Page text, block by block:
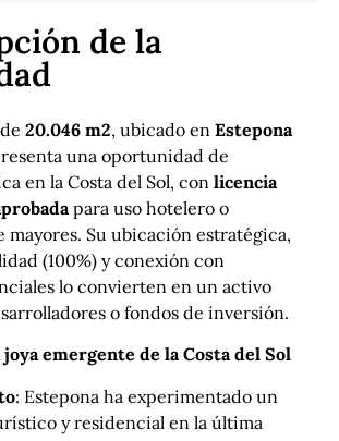
de la
20.046 m2, ubicado en Estepona
una oportunidad de
en la Costa del Sol, con licencia
para uso hotelero o
mayores. Su ubicación estratégica,
(100%) y conexión con
lo convierten en un activo
o fondos de inversión.
joya emergente de la Costa del Sol
: Estepona ha experimentado un
y residencial en la última